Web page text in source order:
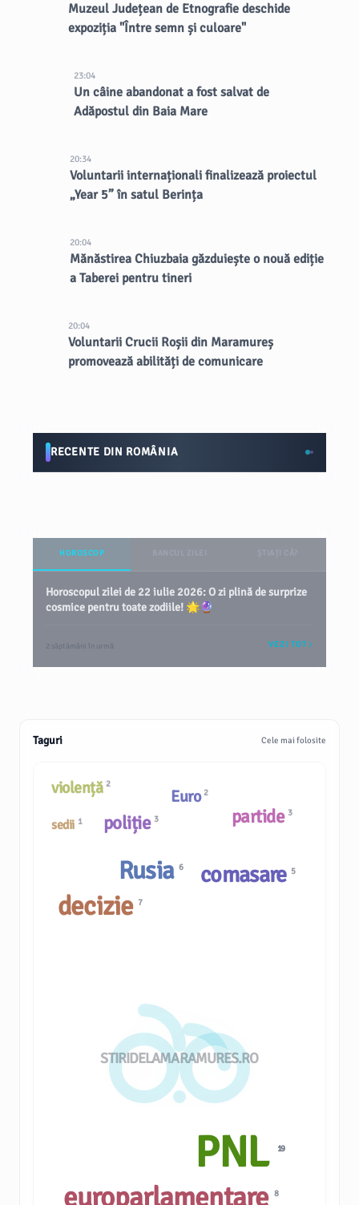
Muzeul Județean de Etnografie deschide
expoziția "Între semn și culoare"
23:04
Un câine abandonat a fost salvat de
Adăpostul din Baia Mare
20:34
Voluntarii internaționali finalizează proiectul
„Year 5” în satul Berința
20:04
Mănăstirea Chiuzbaia găzduiește o nouă ediție
a Taberei pentru tineri
20:04
Voluntarii Crucii Roșii din Maramureș
promovează abilități de comunicare
RECENTE DIN ROMÂNIA
HOROSCOP
Horoscopul zilei de 22 iulie 2026: O zi plină de surprize
cosmice pentru toate zodiile! 🌟🔮
2 săptămâni în urmă VEZI TOT
Taguri Cele mai folosite
STIRIDELAMARAMURES.RO
PNL 19
Rusia6
Euro 2
sedii 1 poliție 3
europarlamentare8
partide 3
comasare 5
decizie7
violență 2